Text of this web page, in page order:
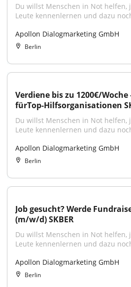
Du willst Menschen in Not helfen,
Leute kennenlernen und dazu
Apollon Dialogmarketing GmbH
Berlin
Verdiene bis zu 1200€/
fürTop-Hilfsorganisationen
Du willst Menschen in Not helfen,
Leute kennenlernen und dazu
Apollon Dialogmarketing GmbH
Berlin
Job gesucht? Werde
(m/w/d) SKBER
Du willst Menschen in Not helfen,
Leute kennenlernen und dazu
Apollon Dialogmarketing GmbH
Berlin